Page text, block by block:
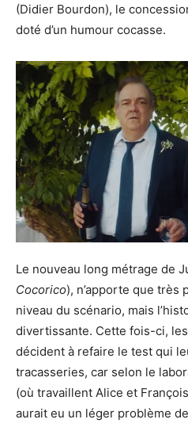
(Didier Bourdon), le
doté d’un humour cocasse.
Le nouveau long métrage de
Cocorico), n’apporte que très
niveau du scénario, mais
divertissante. Cette fois-ci,
décident à refaire le test qui
tracasseries, car selon le
(où travaillent Alice et
aurait eu un léger problème